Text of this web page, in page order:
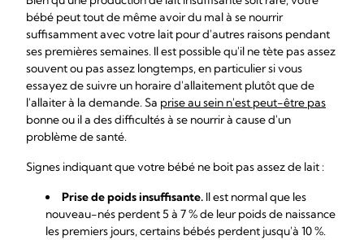
bébé peut tout de même avoir du mal à se nourrir
suffisamment avec votre lait pour d'autres raisons pendant
ses premières semaines. Il est possible qu'il ne tète pas assez
souvent ou pas assez longtemps, en particulier si vous
essayez de suivre un horaire d'allaitement plutôt que de
l'allaiter à la demande. Sa prise au sein n'est peut-être pas
bonne ou il a des difficultés à se nourrir à cause d'un
problème de santé.
Signes indiquant que votre bébé ne boit pas assez de lait :
Prise de poids insuffisante. Il est normal que les
nouveau-nés perdent 5 à 7 % de leur poids de naissance
les premiers jours, certains bébés perdent jusqu'à 10 %.